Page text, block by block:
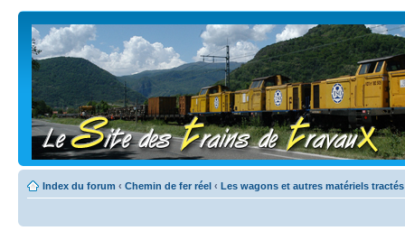
Index du forum ‹ Chemin de fer réel ‹ Les wagons et autres matériels tractés